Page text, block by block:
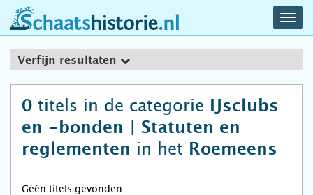
schaatshistorie.nl
Verfijn resultaten
0 titels in de categorie
IJsclubs
en -bonden | Statuten en
reglementen in het Roemeens
Géén titels gevonden.